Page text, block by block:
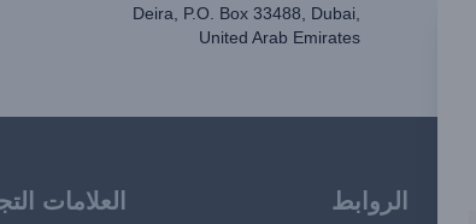
Deira, P.O. Box 33488, Dubai,
United Arab Emirates
الروابط العلامات